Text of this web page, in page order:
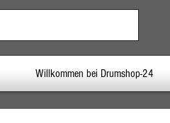
Willkommen bei Drumshop-24